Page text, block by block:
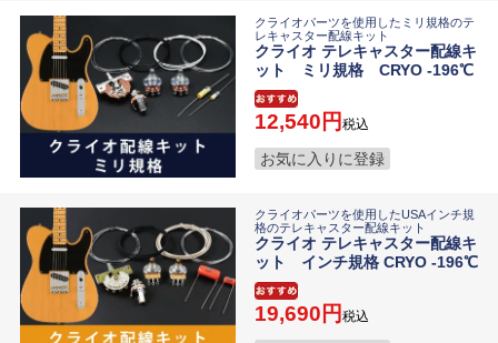
クライオパーツを使用したミリ規格のテ
レキャスター配線キット
クライオ テレキャスター配線キ
ット ミリ規格 CRYO -196℃
12,540 税込
お気に入りに登録
クライオパーツを使用したUSAインチ規
格のテレキャスター配線キット
クライオ テレキャスター配線キ
ット インチ規格 CRYO -196℃
19,690 税込